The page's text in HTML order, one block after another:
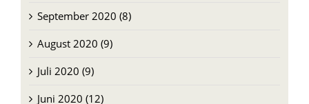
September 2020 (8)
August 2020 (9)
Juli 2020 (9)
Juni 2020 (12)